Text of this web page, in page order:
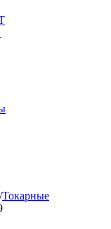
/Токарные